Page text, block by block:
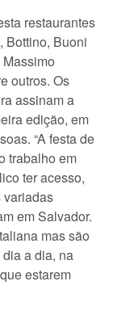
restaurantes
Bottino, Buoni
outros. Os
assinam a
edição, em
“A festa de
trabalho em
ter acesso,
variadas
em Salvador.
mas são
a dia, na
estarem